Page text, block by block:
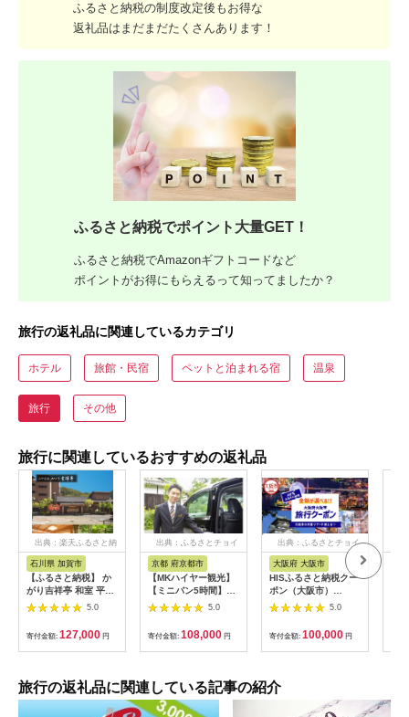
ふるさと納税の制度改定後もお得な
返礼品はまだまだたくさんあります！
ふるさと納税でポイント大量GET！
ふるさと納税でAmazonギフトコードなど
ポイントがお得にもらえるって知ってましたか？
旅行の返礼品に関連しているカテゴリ
ホテル 旅館・民宿 ペットと泊まれる宿 温泉
旅行 その他
旅行に関連しているおすすめの返礼品
出典：楽天ふるさと納
石川県 加賀市
【ふるさと納税】 か
がり吉祥亭 和室 平日
限定 ペア宿泊券 1泊2
食付 2名 ペア 食事付
温泉 宿泊券 旅行 トラ
ベル 宿泊 宿泊施設 宿
レジャー F6P-0991
5.0
寄付金額: 127,000 円
出典：ふるさとチョイ
京都 府京都市
【MKハイヤー観光】
【ミニバン5時間】ド
ライバーとめぐるとっ
ておきの京都観光（3
／21-6／20・10／1-
11／30）
5.0
寄付金額: 108,000 円
出典：ふるさとチョイ
大阪府 大阪市
HISふるさと納税クー
ポン（大阪市）
30,000円分_OS039-
5.0
寄付金額: 100,000 円
旅行の返礼品に関連している記事の紹介